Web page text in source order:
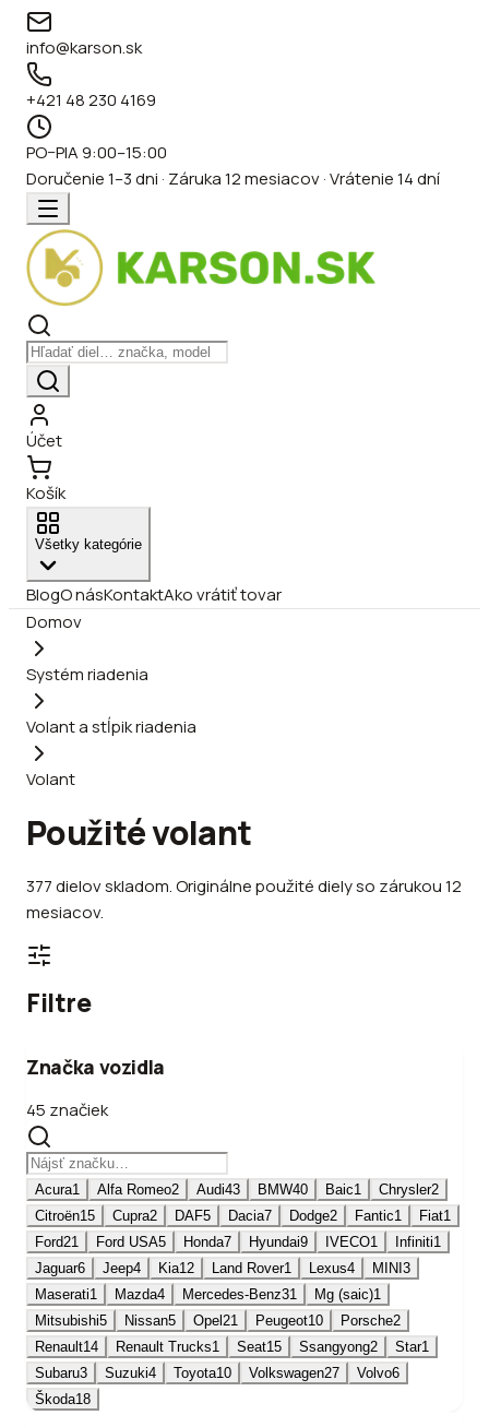
info@karson.sk
+421 48 230 4169
PO–PIA 9:00–15:00
Doručenie 1–3 dni · Záruka 12 mesiacov · Vrátenie 14 dní
Účet
Košík
Všetky kategórie
BlogO násKontaktAko vrátiť tovar
Domov
Systém riadenia
Volant a stĺpik riadenia
Volant
Použité volant
377dielovskladom.Originálne použité diely so zárukou 12
mesiacov.
Filtre
Značka vozidla
45 značiek
Acura1 Alfa Romeo2 Audi43 BMW40 Baic1 Chrysler2
Citroën15 Cupra2 DAF5 Dacia7 Dodge2 Fantic1 Fiat1
Ford21 Ford USA5 Honda7 Hyundai9 IVECO1 Infiniti1
Jaguar6 Jeep4 Kia12 Land Rover1 Lexus4 MINI3
Maserati1 Mazda4 Mercedes-Benz31 Mg (saic)1
Mitsubishi5 Nissan5 Opel21 Peugeot10 Porsche2
Renault14 Renault Trucks1 Seat15 Ssangyong2 Star1
Subaru3 Suzuki4 Toyota10 Volkswagen27 Volvo6
Škoda18